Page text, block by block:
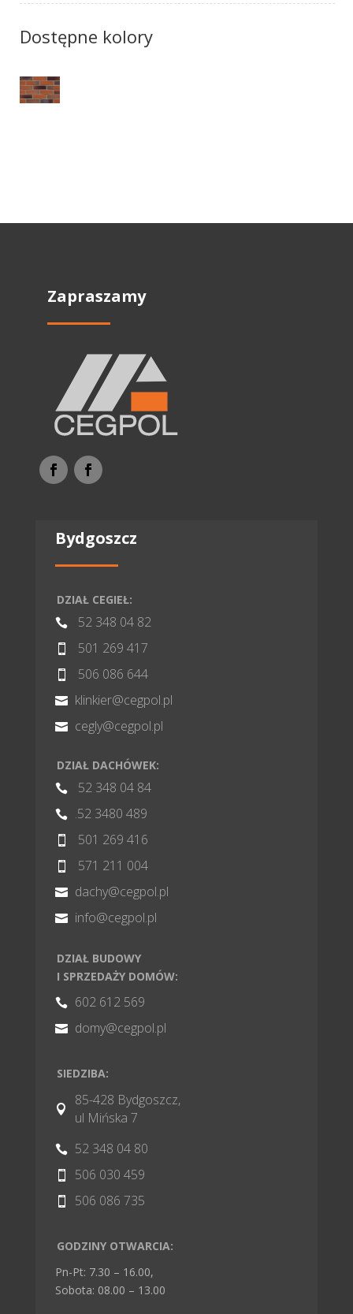
Dostępne kolory
Zapraszamy
Bydgoszcz
DZIAŁ CEGIEŁ:
 52 348 04 82
 501 269 417
 506 086 644
 klinkier@cegpol.pl
 cegly@cegpol.pl
DZIAŁ DACHÓWEK:
 52 348 04 84
 .52 3480 489
 501 269 416
 571 211 004
 dachy@cegpol.pl
 info@cegpol.pl
DZIAŁ BUDOWY
I SPRZEDAŻY DOMÓW:
 602 612 569
 domy@cegpol.pl
SIEDZIBA:

85-428 Bydgoszcz,
ul Mińska 7
 52 348 04 80
 506 030 459
 506 086 735
GODZINY OTWARCIA:
Pn-Pt: 7.30 – 16.00,
Sobota: 08.00 – 13.00